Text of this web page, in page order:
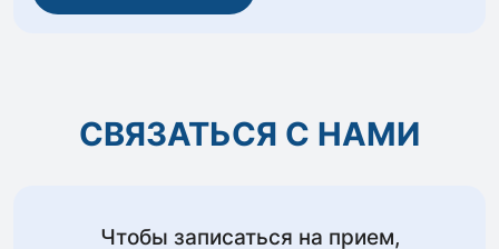
СВЯЗАТЬСЯ С НАМИ
Чтобы записаться на прием,